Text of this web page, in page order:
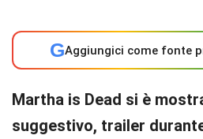
GAggiungici come fonte
Martha is Dead si è
suggestivo, trailer